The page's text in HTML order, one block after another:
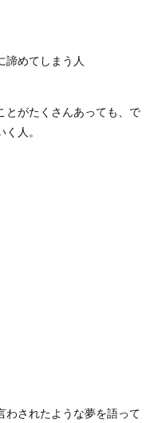
諦めてしまう人
とがたくさんあっても、で
人。
わされたような夢を語って